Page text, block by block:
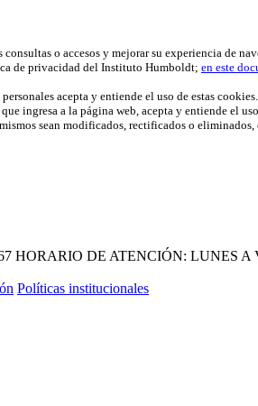
o accesos y mejorar su experiencia de
de privacidad del Instituto Humboldt; en este
acepta y entiende el uso de estas cookies.
ingresa a la página web, acepta y entiende el
sean modificados, rectificados o
HORARIO DE ATENCIÓN: LUNES A
Políticas institucionales